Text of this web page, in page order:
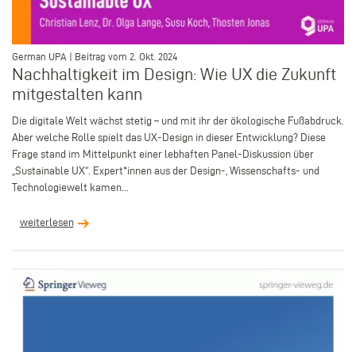
German UPA | Beitrag vom 2. Okt. 2024
Nachhaltigkeit im Design: Wie UX die Zukunft
mitgestalten kann
Die digitale Welt wächst stetig – und mit ihr der ökologische Fußabdruck.
Aber welche Rolle spielt das UX-Design in dieser Entwicklung? Diese
Frage stand im Mittelpunkt einer lebhaften Panel-Diskussion über
„Sustainable UX“. Expert*innen aus der Design-, Wissenschafts- und
Technologiewelt kamen...
weiterlesen